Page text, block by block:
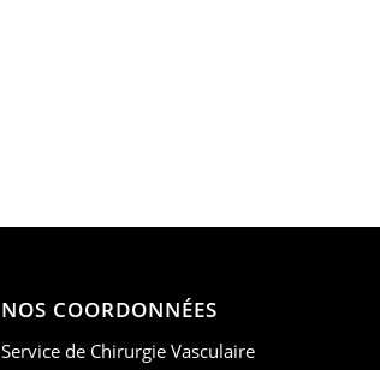
NOS COORDONNÉES
Service de Chirurgie Vasculaire